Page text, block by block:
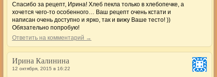
Спасибо за рецепт, Ирина! Хлеб пекла только в хлебопечке, а
хочется чего-то особенного… Ваш рецепт очень кстати и
написан очень доступно и ярко, так и вижу Ваше тесто! ))
Обязательно попробую!
Ответить на комментарий →
Ирина Калинина
12 октября, 2015 в 16:22